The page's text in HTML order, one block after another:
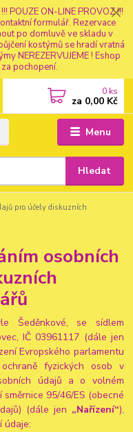
POUZE ON-LINE PROVOZ !!!
formulář. Rezervace
po domluvě ve skladu v
kostýmů se hradí vratná
NEREZERVUJEME ! Eshop
pochopení.
Menu
Hledat
0 ks
za 0,00 Kč
pro účely diskuzních
osobních
Šeděnkové, se sídlem
IČ 03961117 (dále jen
Evropského parlamentu
fyzických osob v
údajů a o volném
95/46/ES (obecné
(dále jen „Nařízení“),
údaje: